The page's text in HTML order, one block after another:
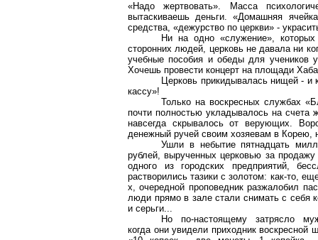
«Надо жертвовать». Масса
вытаскиваешь деньги. «Домашняя
средства, «дежурство по церкви» -
Ни на одно «служение»,
сторонних людей, церковь не давала ни
учебные пособия и обеды для учеников
Хочешь провести концерт на площади
Церковь прикидывалась нищей -
кассу»!
Только на воскресных службах
почти полностью укладывалось на
навсегда скрывалось от верующих.
денежный ручей своим хозяевам в Корею,
Ушли в небытие пятнадцать
рублей, вырученных церковью за продажу
одного из городских предприятий,
растворились тазики с золотом: как-то,
х, очередной проповедник разжалобил
люди прямо в зале стали снимать с себя
и серьги...
Но по-настоящему затрясло
когда они увидели приходник воскресной